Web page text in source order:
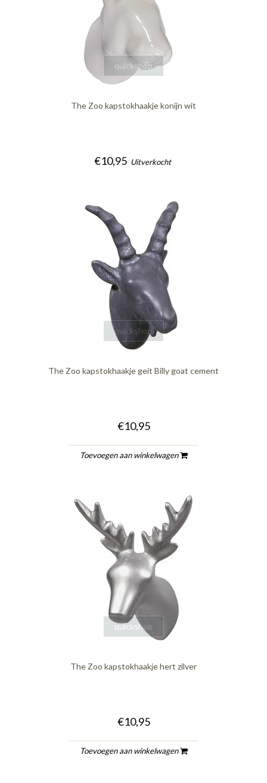
quickshop
The Zoo kapstokhaakje konijn wit
€10,95 Uitverkocht
quickshop
The Zoo kapstokhaakje geit Billy goat cement
€10,95
Toevoegen aan winkelwagen
quickshop
The Zoo kapstokhaakje hert zilver
€10,95
Toevoegen aan winkelwagen